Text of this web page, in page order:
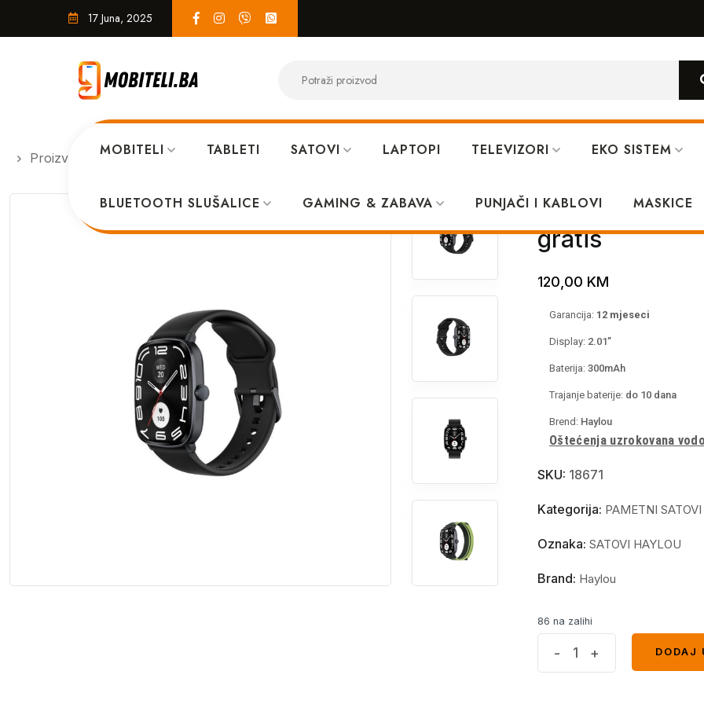
17 Juna, 2025
MOBITELI TABLETI SATOVI LAPTOPI TELEVIZORI EKO SISTEM
BLUETOOTH SLUŠALICE GAMING & ZABAVA PUNJAČI I KABLOVI MASKICE
Proizvodi PAMETNI SATOVI Haylou Smart Watch RS5 Black + narukvica gratis
Haylou Smart
gratis
120,00 KM
Garancija: 12 mjeseci
Display: 2.01”
Baterija: 300mAh
Trajanje baterije: do 10 dana
Brend: Haylou
Oštećenja uzrokovana
SKU: 18671
Kategorija: PAMETNI SATOVI
Oznaka: SATOVI HAYLOU
Brand: Haylou
86 na zalihi
- +
DODAJ